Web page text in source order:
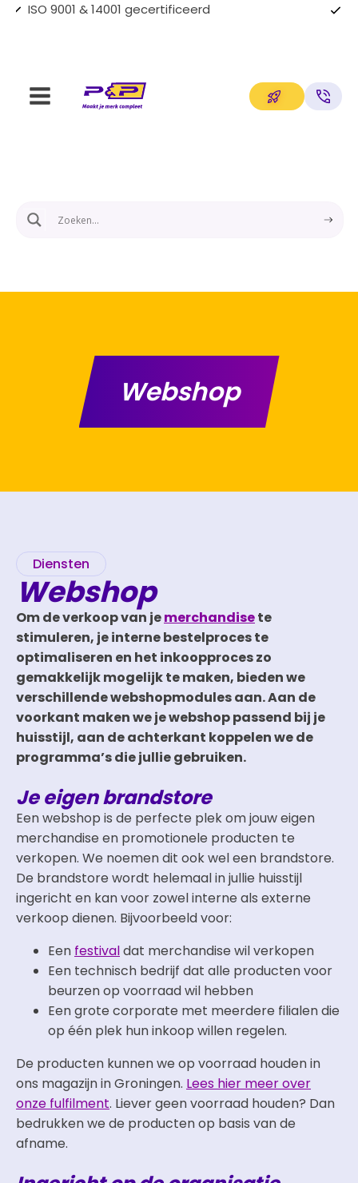
Op maat gemaakte oplossingen
Webshop
Diensten
Webshop
Om de verkoop van jemerchandisete
stimuleren, je interne bestelproces te
optimaliseren en het inkoopproces zo
gemakkelijk mogelijk te maken, bieden we
verschillende webshopmodules aan. Aan de
voorkant maken we je webshop passend bij je
huisstijl, aan de achterkant koppelen we de
programma’s die jullie gebruiken.
Je eigen brandstore
Een webshop is de perfecte plek om jouw eigen
merchandise en promotionele producten te
verkopen. We noemen dit ook wel een brandstore.
De brandstore wordt helemaal in jullie huisstijl
ingericht en kan voor zowel interne als externe
verkoop dienen. Bijvoorbeeld voor:
Een festivaldat merchandise wil verkopen
Een technisch bedrijf dat alle producten voor
beurzen op voorraad wil hebben
Een grote corporate met meerdere filialen die
op één plek hun inkoop willen regelen.
De producten kunnen we op voorraad houden in
ons magazijn in Groningen. Lees hier meer over
onze fulfilment. Liever geen voorraad houden? Dan
bedrukken we de producten op basis van de
afname.